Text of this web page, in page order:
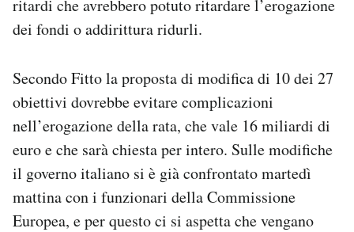
ritardi che avrebbero potuto ritardare l’erogazione
dei fondi o addirittura ridurli.
Secondo Fitto la proposta di modifica di 10 dei 27
obiettivi dovrebbe evitare complicazioni
nell’erogazione della rata, che vale 16 miliardi di
euro e che sarà chiesta per intero. Sulle modifiche
il governo italiano si è già confrontato martedì
mattina con i funzionari della Commissione
Europea, e per questo ci si aspetta che vengano